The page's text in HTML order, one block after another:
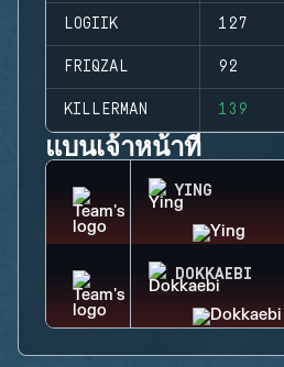
LOGIIK 127
FRIQZAL 92
KILLERMAN 139
แบนเจ้าหน้าที่
YING
DOKKAEBI